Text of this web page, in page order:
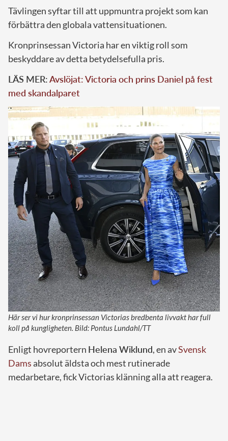
Tävlingen syftar till att uppmuntra projekt som kan
förbättra den globala vattensituationen.
Kronprinsessan Victoria har en viktig roll som
beskyddare av detta betydelsefulla pris.
LÄS MER:Avslöjat: Victoria och prins Daniel på fest
med skandalparet
Här ser vi hur kronprinsessan Victorias bredbenta livvakt har full
koll på kungligheten. Bild: Pontus Lundahl/TT
Enligt hovreportern Helena Wiklund, en avSvensk
Dams absolut äldsta och mest rutinerade
medarbetare, fick Victorias klänning alla att reagera.